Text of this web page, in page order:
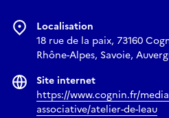
Localisation
18 rue de la paix, 73160
Rhône-Alpes, Savoie,
Site internet
https://www.cognin.fr/
associative/atelier-de-leau